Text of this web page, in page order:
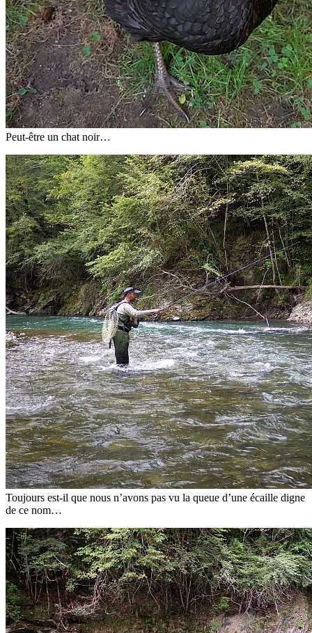
Peut-être un chat noir…
Toujours est-il que nous n’avons pas vu la queue d’une écaille digne
de ce nom…